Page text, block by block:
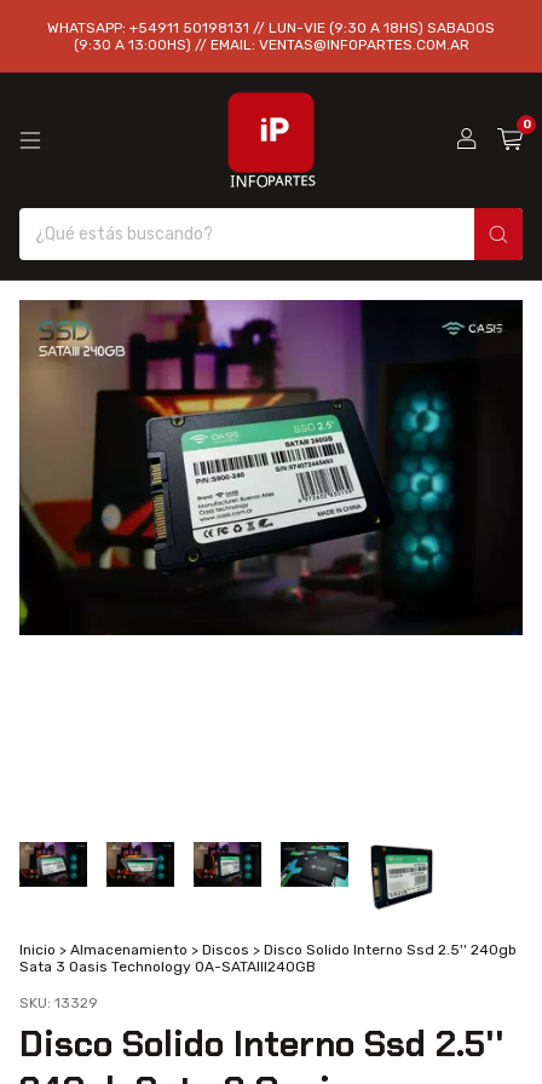
WHATSAPP: +54911 50198131 // LUN-VIE (9:30 A 18HS) SABADOS
(9:30 A 13:00HS) // EMAIL: VENTAS@INFOPARTES.COM.AR
0
1/5
Inicio > Almacenamiento > Discos > Disco Solido Interno Ssd 2.5'' 240gb
Sata 3 Oasis Technology OA-SATAIII240GB
SKU: 13329
Disco Solido Interno Ssd 2.5''